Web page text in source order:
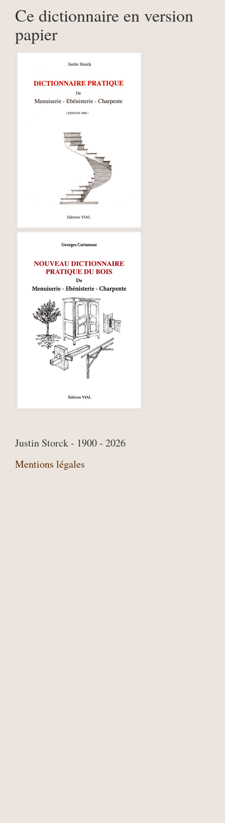
Ce dictionnaire en version
papier
Justin Storck - 1900 - 2026
Mentions légales